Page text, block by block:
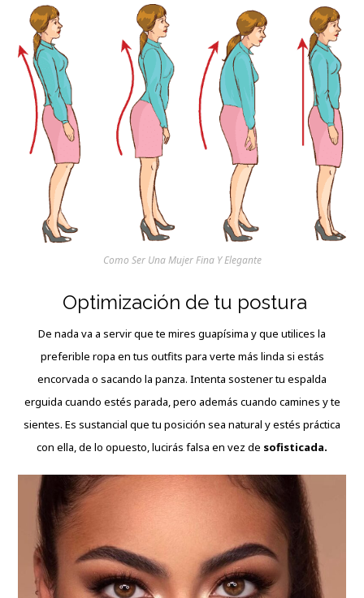
Como Ser Una Mujer Fina Y Elegante
Optimización de tu postura
De nada va a servir que te mires guapísima y que utilices la
preferible ropa en tus outfits para verte más linda si estás
encorvada o sacando la panza. Intenta sostener tu espalda
erguida cuando estés parada, pero además cuando camines y te
sientes. Es sustancial que tu posición sea natural y estés práctica
con ella, de lo opuesto, lucirás falsa en vez de sofisticada.